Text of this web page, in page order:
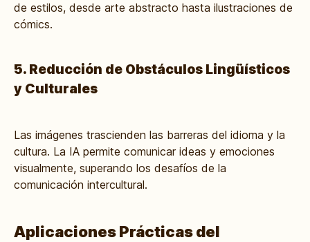
de estilos, desde arte abstracto hasta ilustraciones de
cómics.
5. Reducción de Obstáculos Lingüísticos
y Culturales
Las imágenes trascienden las barreras del idioma y la
cultura. La IA permite comunicar ideas y emociones
visualmente, superando los desafíos de la
comunicación intercultural.
Aplicaciones Prácticas del